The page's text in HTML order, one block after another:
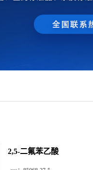
2,5-二氟苯乙酸